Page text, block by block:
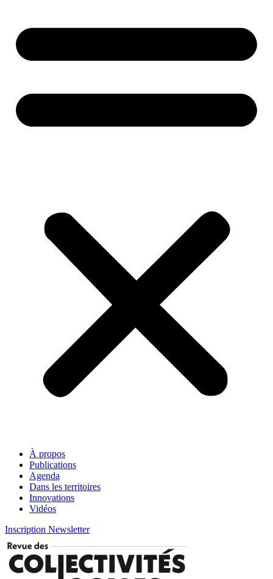
À propos
Publications
Agenda
Dans les territoires
Innovations
Vidéos
Inscription Newsletter